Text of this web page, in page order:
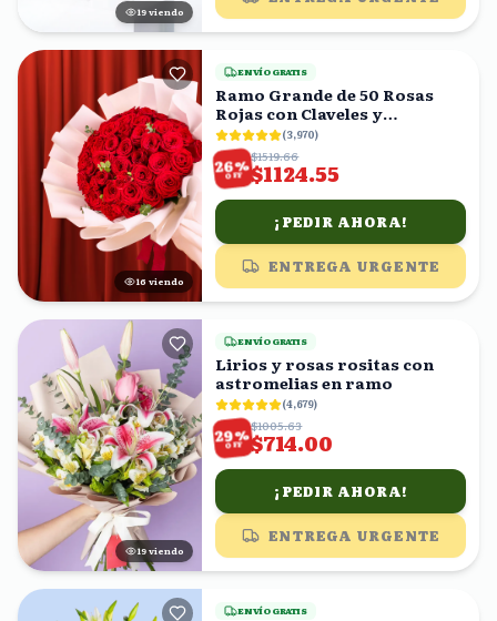
20 viendo
16 viendo
ENVÍO GRATIS
Ramo Grande de 50 Rosas
Rojas con Claveles y
Eucalipto
(3,970)
26%
OFF
$1519.66
$1124.55
¡PEDIR AHORA!
ENTREGA URGENTE
18 viendo
ENVÍO GRATIS
Lirios y rosas rositas con
astromelias en ramo
(4,679)
29%
OFF
$1005.63
$714.00
¡PEDIR AHORA!
ENTREGA URGENTE
ENVÍO GRATIS